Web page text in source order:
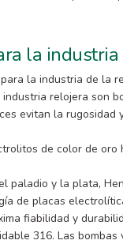
la
la industria de la
relojera son
evitan la rugosidad
de color de oro
paladio y la plata,
de placas
fiabilidad y
316. Las